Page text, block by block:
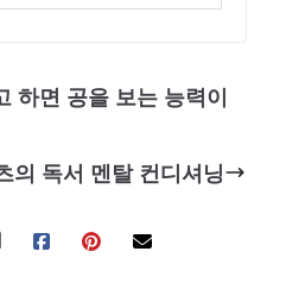
하면 공을 보는 능력이
의 독서 멘탈 컨디셔닝